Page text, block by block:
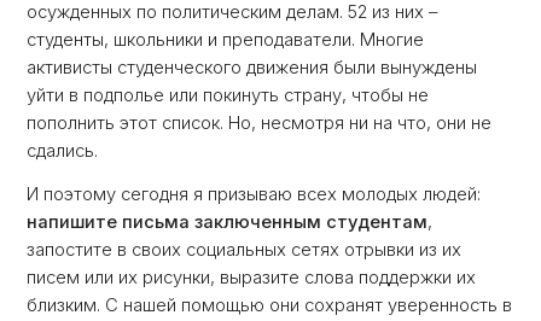
осужденных по политическим делам. 52 из них –
студенты, школьники и преподаватели. Многие
активисты студенческого движения были вынуждены
уйти в подполье или покинуть страну, чтобы не
пополнить этот список. Но, несмотря ни на что, они не
сдались.
И поэтому сегодня я призываю всех молодых людей:
напишите письма заключенным студентам,
запостите в своих социальных сетях отрывки из их
писем или их рисунки, выразите слова поддержки их
близким. С нашей помощью они сохранят уверенность в